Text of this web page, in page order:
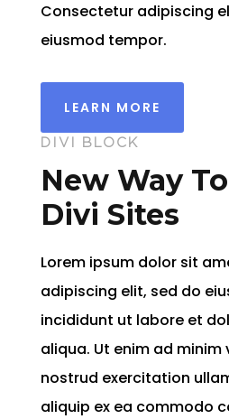
Consectetur adipiscing
eiusmod tempor.
LEARN MORE
DIVI BLOCK
New Way
Divi Sites
Lorem ipsum dolor sit
adipiscing elit, sed do
incididunt ut labore et
aliqua. Ut enim ad minim
nostrud exercitation
aliquip ex ea commodo